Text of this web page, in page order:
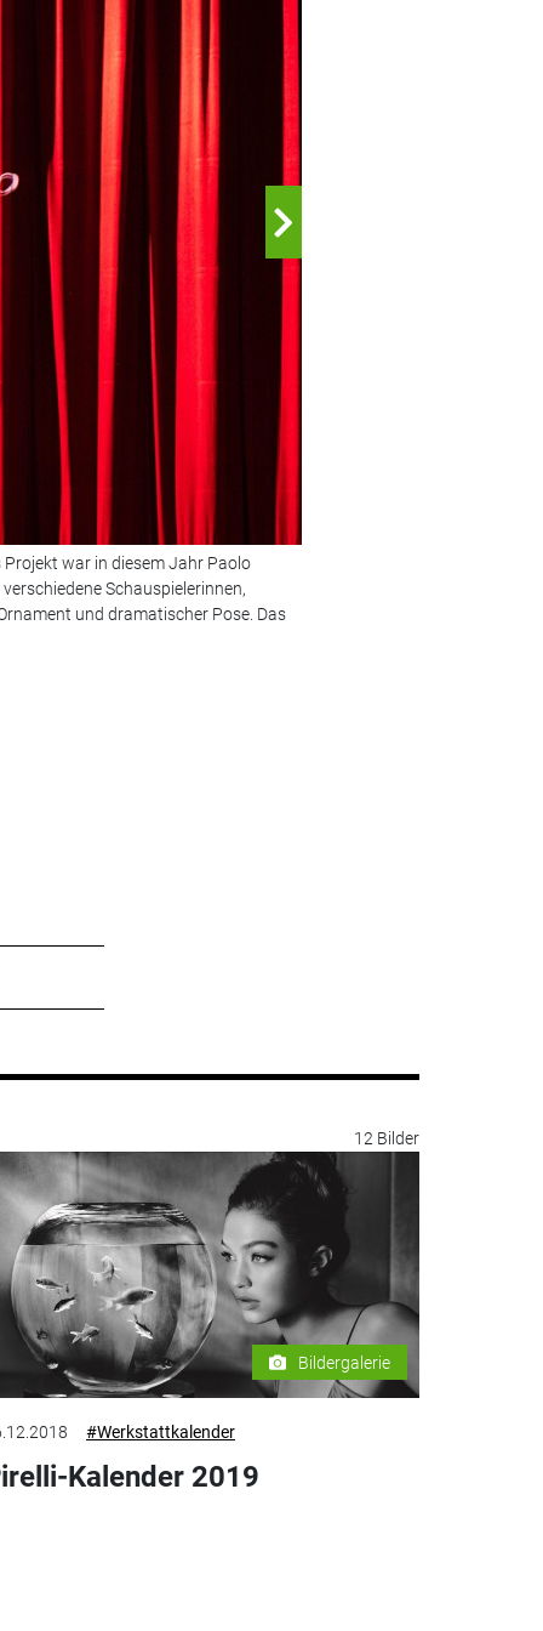
war in diesem Jahr Paolo
Schauspielerinnen,
und dramatischer Pose. Das
12 Bilder
Bildergalerie
#Werkstattkalender
Kalender 2019